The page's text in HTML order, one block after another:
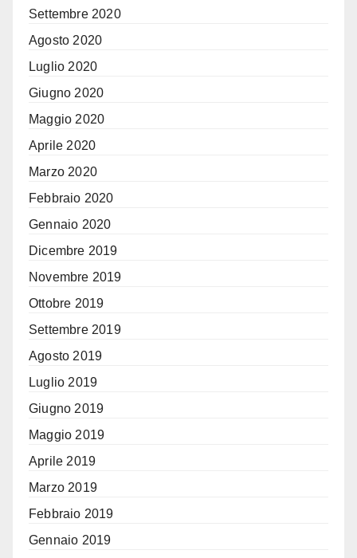
Settembre 2020
Agosto 2020
Luglio 2020
Giugno 2020
Maggio 2020
Aprile 2020
Marzo 2020
Febbraio 2020
Gennaio 2020
Dicembre 2019
Novembre 2019
Ottobre 2019
Settembre 2019
Agosto 2019
Luglio 2019
Giugno 2019
Maggio 2019
Aprile 2019
Marzo 2019
Febbraio 2019
Gennaio 2019